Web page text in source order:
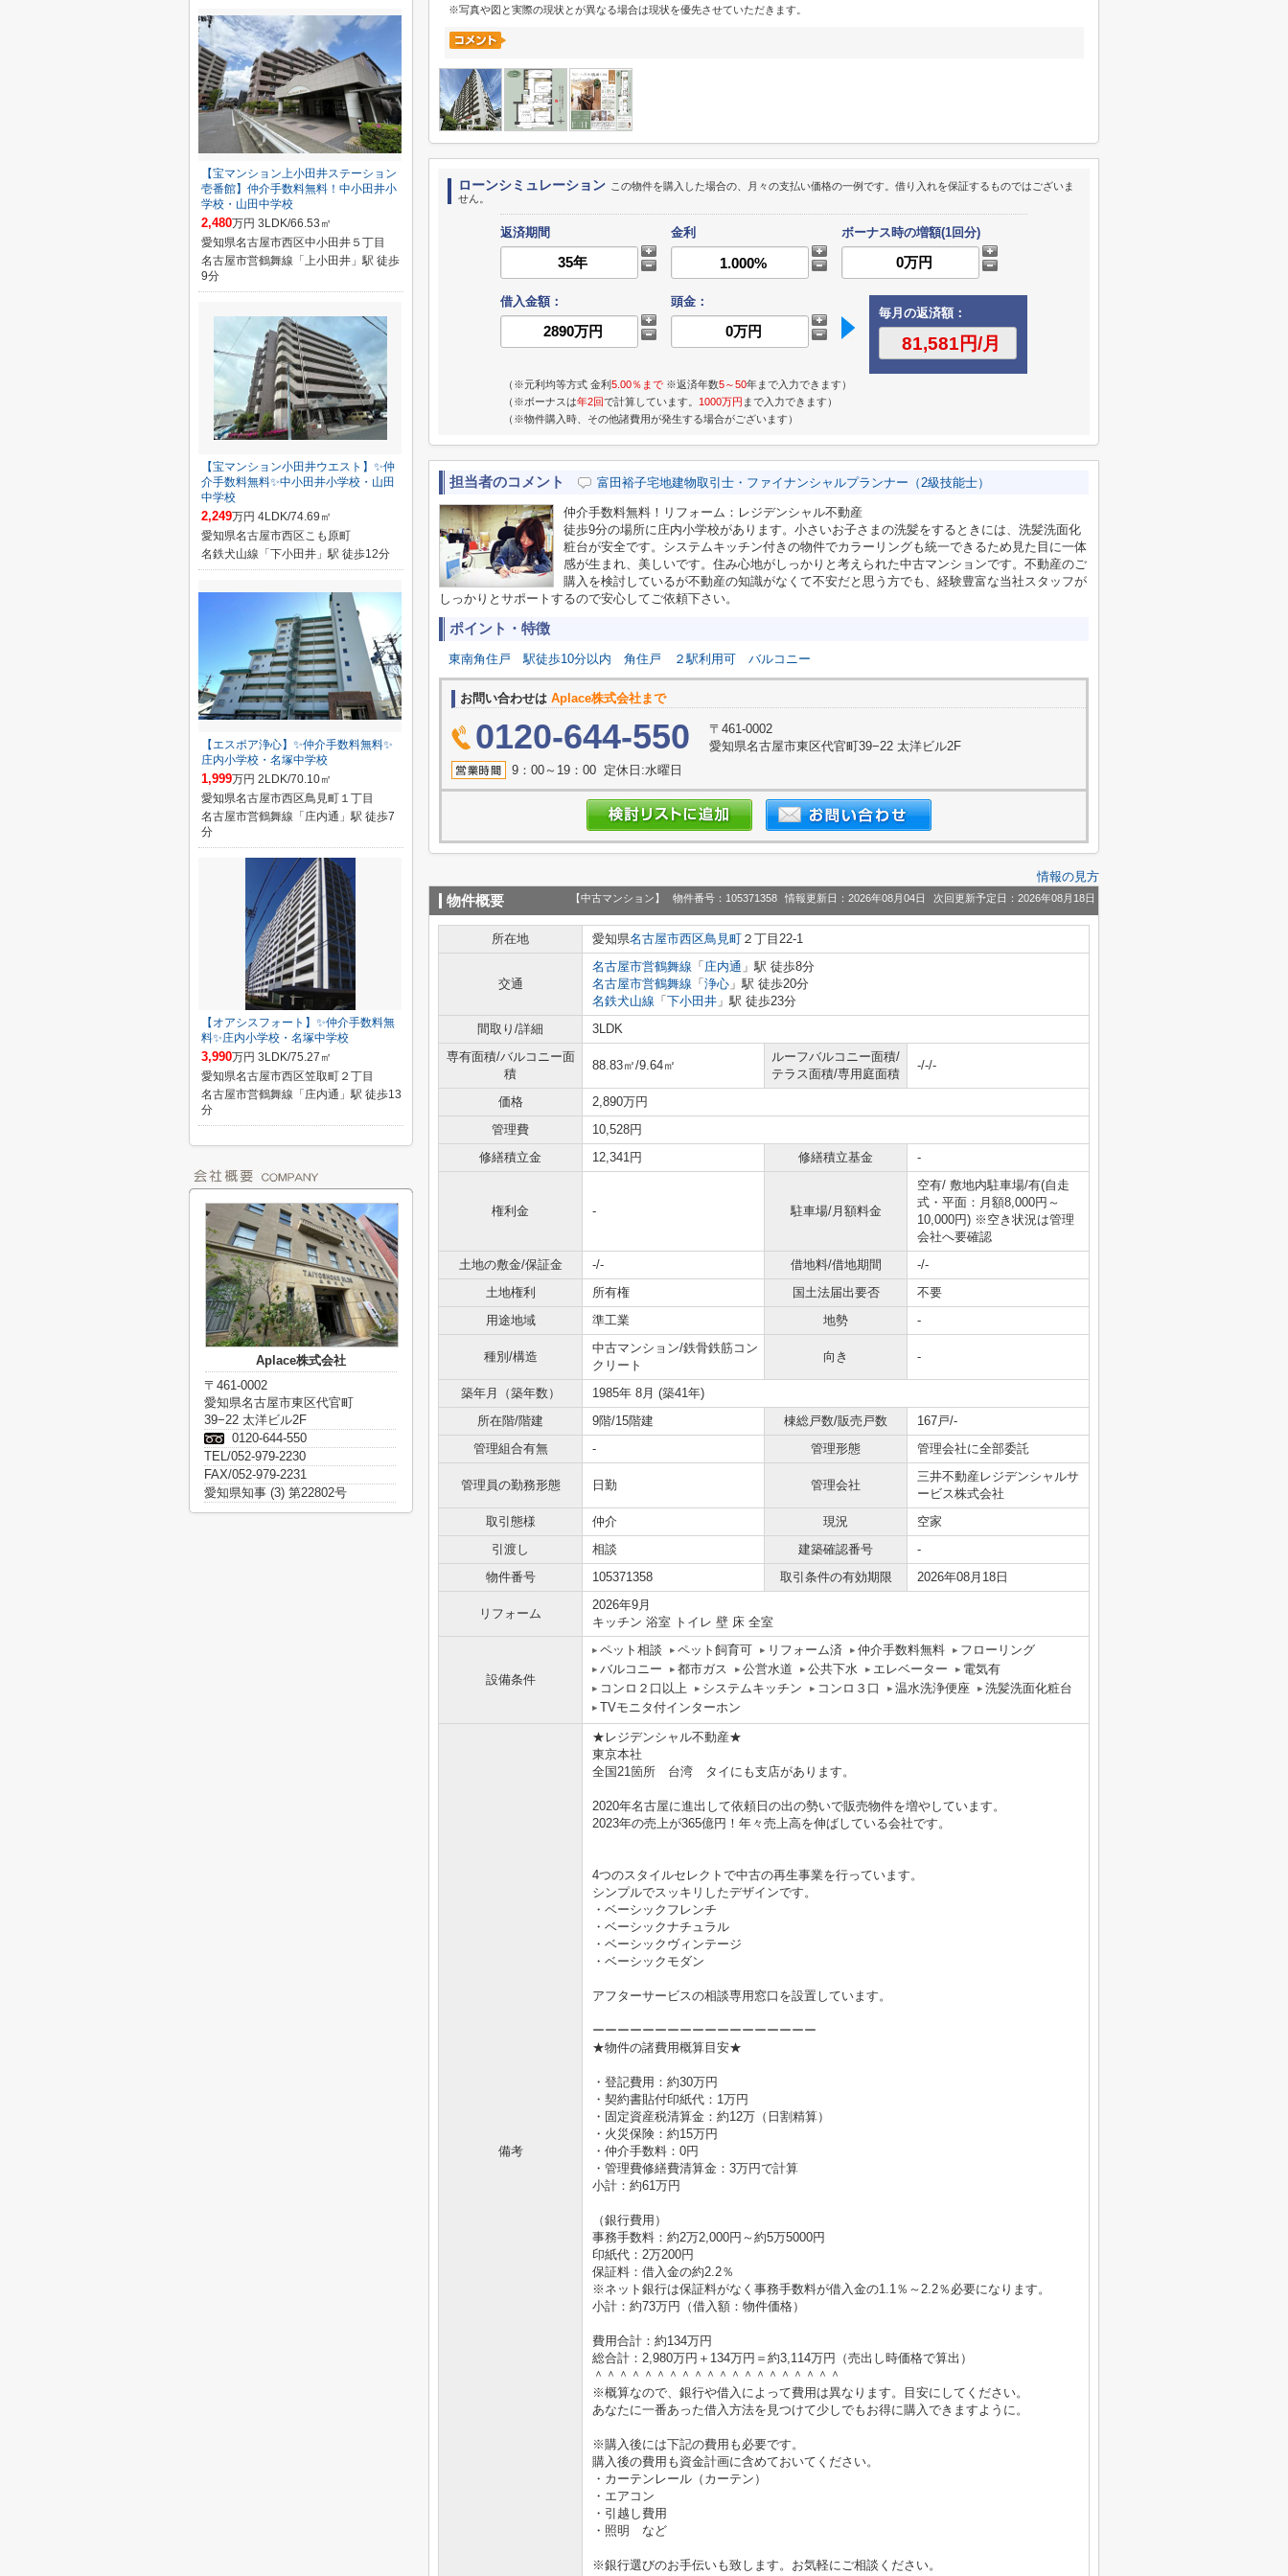
※写真や図と実際の現状とが異なる場合は現状を優先させていただきます。
ローンシミュレーション この物件を購入した場合の、月々の支払い価格の一例です。借り入れを保証するものではございま
せん。
返済期間 金利 ボーナス時の増額(1回分)
借入金額：
頭金：
毎月の返済額：
（※元利均等方式 金利5.00％まで ※返済年数5～50年まで入力できます）
（※ボーナスは年2回で計算しています。 1000万円 まで入力できます）
（※物件購入時、その他諸費用が発生する場合がございます）
担当者のコメント 富田裕子宅地建物取引士・ファイナンシャルプランナー（2級技能士）
仲介手数料無料！リフォーム：レジデンシャル不動産
徒歩9分の場所に庄内小学校があります。小さいお子さまの洗髪をするときには、洗髪洗面化
粧台が安全です。システムキッチン付きの物件でカラーリングも統一できるため見た目に一体
感が生まれ、美しいです。住み心地がしっかりと考えられた中古マンションです。不動産のご
購入を検討しているが不動産の知識がなくて不安だと思う方でも、経験豊富な当社スタッフが
しっかりとサポートするので安心してご依頼下さい。
ポイント・特徴
東南角住戸 駅徒歩10分以内 角住戸 ２駅利用可 バルコニー
お問い合わせは Aplace株式会社まで
0120-644-550
〒461-0002
愛知県名古屋市東区代官町39−22 太洋ビル2F
9：00～19：00 定休日:水曜日
情報の見方
物件概要 【中古マンション】 物件番号：105371358 情報更新日：2026年08月04日 次回更新予定日：2026年08月18日
所在地 愛知県名古屋市西区鳥見町 ２丁目22-1
交通
名古屋市営鶴舞線 「 庄内通 」駅 徒歩8分
名古屋市営鶴舞線 「 浄心 」駅 徒歩20分
名鉄犬山線 「 下小田井 」駅 徒歩23分
間取り/詳細
3LDK
専有面積/バルコニー面
積
88.83㎡/9.64㎡
ルーフバルコニー面積/
テラス面積/専用庭面積
-/-/-
価格
2,890万円
管理費
10,528円
修繕積立金
12,341円 修繕積立基金 -
権利金 - 駐車場/月額料金
空有/ 敷地内駐車場/有(自走
式・平面：月額8,000円～
10,000円) ※空き状況は管理
会社へ要確認
土地の敷金/保証金
-/- 借地料/借地期間
-/-
土地権利
所有権 国土法届出要否
不要
用途地域
準工業 地勢 -
種別/構造
中古マンション/鉄骨鉄筋コン
クリート
向き -
築年月（築年数）
1985年 8月 (築41年)
所在階/階建
9階/15階建 棟総戸数/販売戸数
167戸/-
管理組合有無
- 管理形態 管理会社に全部委託
管理員の勤務形態 日勤 管理会社
三井不動産レジデンシャルサ
ービス株式会社
取引態様
仲介 現況
空家
引渡し
相談 建築確認番号
-
物件番号
105371358 取引条件の有効期限 2026年08月18日
リフォーム
2026年9月
キッチン 浴室 トイレ 壁 床 全室
設備条件
ペット相談 ペット飼育可 リフォーム済 仲介手数料無料
フローリング
バルコニー
都市ガス 公営水道 公共下水 エレベーター
電気有
コンロ２口以上
システムキッチン コンロ３口 温水洗浄便座
洗髪洗面化粧台
TVモニタ付インターホン
備考
★レジデンシャル不動産★
東京本社
全国21箇所 台湾 タイにも支店があります。
2020年名古屋に進出して依頼日の出の勢いで販売物件を増やしています。
2023年の売上が365億円！年々売上高を伸ばしている会社です。
4つのスタイルセレクトで中古の再生事業を行っています。
シンプルでスッキリしたデザインです。
・ベーシックフレンチ
・ベーシックナチュラル
・ベーシックヴィンテージ
・ベーシックモダン
アフターサービスの相談専用窓口を設置しています。
ーーーーーーーーーーーーーーーーーー
★物件の諸費用概算目安★
・登記費用：約30万円
・契約書貼付印紙代：1万円
・固定資産税清算金：約12万（日割精算）
・火災保険：約15万円
・仲介手数料：0円
・管理費修繕費清算金：3万円で計算
小計：約61万円
（銀行費用）
事務手数料：約2万2,000円～約5万5000円
印紙代：2万200円
保証料：借入金の約2.2％
※ネット銀行は保証料がなく事務手数料が借入金の1.1％～2.2％必要になります。
小計：約73万円（借入額：物件価格）
費用合計：約134万円
総合計：2,980万円＋134万円＝約3,114万円（売出し時価格で算出）
＾＾＾＾＾＾＾＾＾＾＾＾＾＾＾＾＾＾＾＾
※概算なので、銀行や借入によって費用は異なります。目安にしてください。
あなたに一番あった借入方法を見つけて少しでもお得に購入できますように。
※購入後には下記の費用も必要です。
購入後の費用も資金計画に含めておいてください。
・カーテンレール（カーテン）
・エアコン
・引越し費用
・照明 など
※銀行選びのお手伝いも致します。お気軽にご相談ください。
【宝マンション上小田井ステーション
壱番館】仲介手数料無料！中小田井小
学校・山田中学校
2,480万円 3LDK/66.53㎡
愛知県名古屋市西区中小田井５丁目
名古屋市営鶴舞線「上小田井」駅 徒歩
9分
【宝マンション小田井ウエスト】✨️仲
介手数料無料✨️中小田井小学校・山田
中学校
2,249万円 4LDK/74.69㎡
愛知県名古屋市西区こも原町
名鉄犬山線「下小田井」駅 徒歩12分
【エスポア浄心】✨️仲介手数料無料✨️
庄内小学校・名塚中学校
1,999万円 2LDK/70.10㎡
愛知県名古屋市西区鳥見町１丁目
名古屋市営鶴舞線「庄内通」駅 徒歩7
分
【オアシスフォート】✨️仲介手数料無
料✨️庄内小学校・名塚中学校
3,990万円 3LDK/75.27㎡
愛知県名古屋市西区笠取町２丁目
名古屋市営鶴舞線「庄内通」駅 徒歩13
分
Aplace株式会社
〒461-0002
愛知県名古屋市東区代官町
39−22 太洋ビル2F
0120-644-550
TEL/052-979-2230
FAX/052-979-2231
愛知県知事 (3) 第22802号